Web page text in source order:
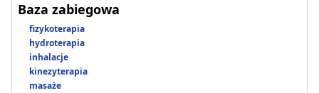
Baza zabiegowa
fizykoterapia
hydroterapia
inhalacje
kinezyterapia
masaże